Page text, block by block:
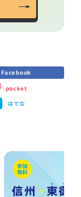
Facebook
pocket
はてな